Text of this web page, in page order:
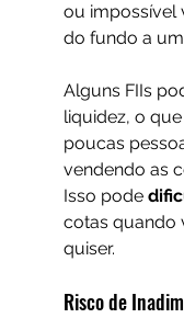
ou impossível
do fundo a
Alguns FIIs
liquidez, o
poucas
vendendo as
Isso pode
cotas quando
quiser.
Risco de